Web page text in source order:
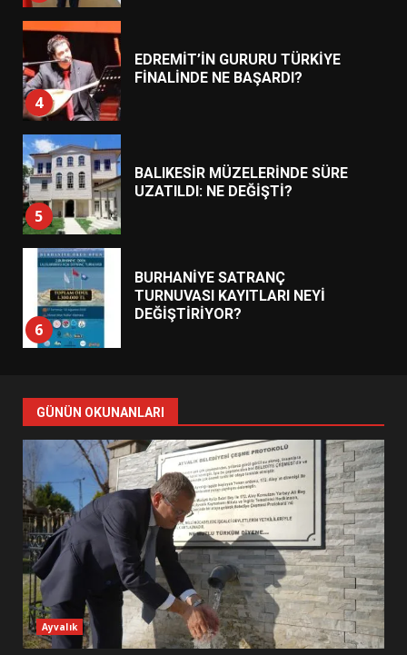
4
EDREMİT’İN GURURU TÜRKİYE
FİNALİNDE NE BAŞARDI?
5
BALIKESİR MÜZELERİNDE SÜRE
UZATILDI: NE DEĞİŞTİ?
6
BURHANİYE SATRANÇ
TURNUVASI KAYITLARI NEYİ
DEĞİŞTİRİYOR?
7
YENİ YÖNETİM NASIL
ŞEKİLLENDİ?
1
AYVALIK SU MİRASI İÇİN
HAREKETE GEÇİYOR: GÖZLER
BULUŞMADA
ESA 2026’DA TÜRK BAHARATI
NEYİ TEMSİL ETTİ?
GÜNÜN OKUNANLARI
Ayvalık